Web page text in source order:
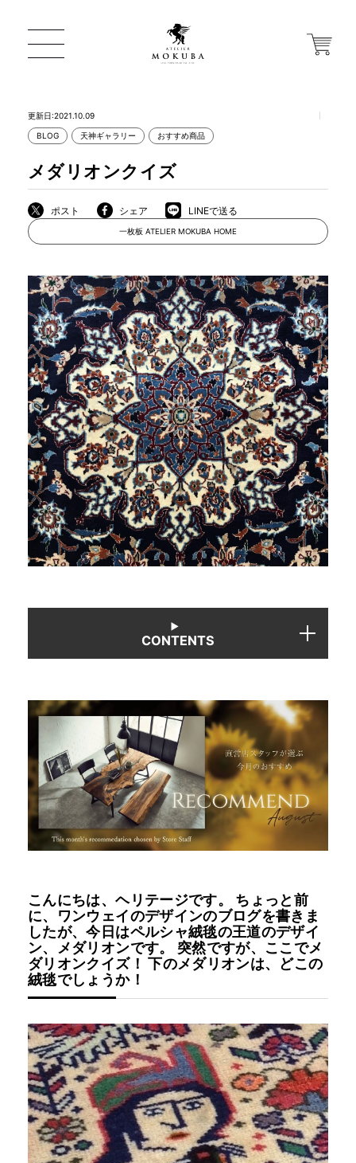
店舗から探す
MOKUBA について
商品情報
直営店
イベント
WEBカタログ
納品事例
INFORMATION
MOKUBA CHANNEL
お問い合わせ
更新日:2021.10.09
BLOG 天神ギャラリー おすすめ商品
メダリオンクイズ
ポスト シェア LINEで送る
一枚板 ATELIER MOKUBA HOME
CONTENTS
こんにちは、ヘリテージです。 ちょっと前
に、ワンウェイのデザインのブログを書きま
したが、今日はペルシャ絨毯の王道のデザイ
ン、メダリオンです。 突然ですが、ここでメ
ダリオンクイズ！ 下のメダリオンは、どこの
絨毯でしょうか！